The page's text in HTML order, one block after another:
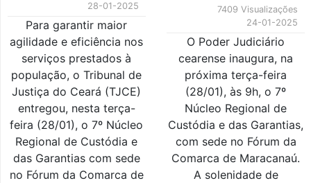
28-01-2025
Para garantir maior
agilidade e eficiência nos
serviços prestados à
população, o Tribunal de
Justiça do Ceará (TJCE)
entregou, nesta terça-
feira (28/01), o 7º Núcleo
Regional de Custódia e
das Garantias com sede
no Fórum da Comarca de
7409 Visualizações
24-01-2025
O Poder Judiciário
cearense inaugura, na
próxima terça-feira
(28/01), às 9h, o 7º
Núcleo Regional de
Custódia e das Garantias,
com sede no Fórum da
Comarca de Maracanaú.
A solenidade de